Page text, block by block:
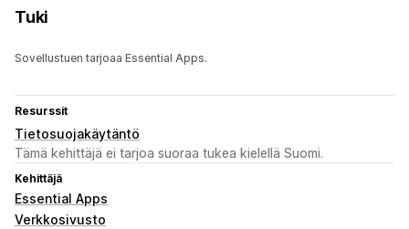
Tuki
Sovellustuen tarjoaa Essential Apps.
Resurssit
Tietosuojakäytäntö
Tämä kehittäjä ei tarjoa suoraa tukea kielellä Suomi.
Kehittäjä
Essential Apps
Verkkosivusto